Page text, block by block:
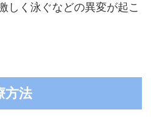
しく泳ぐなどの異変が起こ
方法